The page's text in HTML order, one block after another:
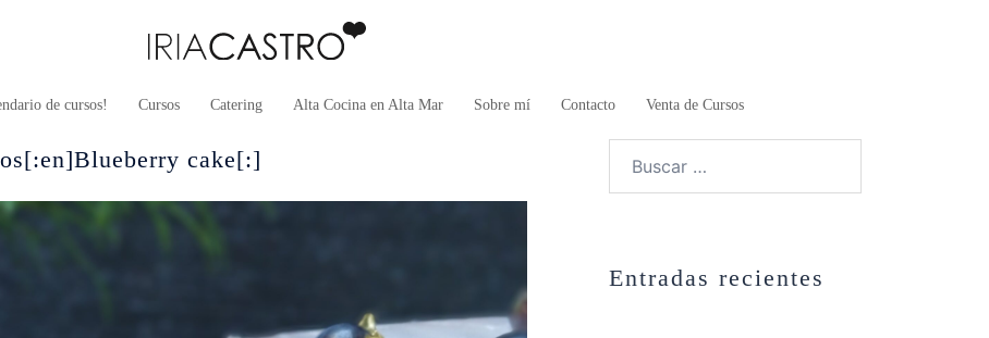
de cursos! Cursos Catering Alta Cocina en Alta Mar Sobre mí Contacto Venta de Cursos
cake[:]
Entradas recientes